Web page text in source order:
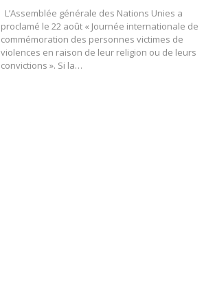
L’Assemblée générale des Nations Unies a
proclamé le 22 août « Journée internationale de
commémoration des personnes victimes de
violences en raison de leur religion ou de leurs
convictions ». Si la…